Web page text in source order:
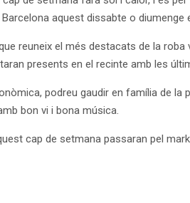
aquest dissabte o diumenge
reuneix el més destacats de la
presents en el recinte amb les
podreu gaudir en família de
bon vi i bona música.
cap de setmana passaran pel